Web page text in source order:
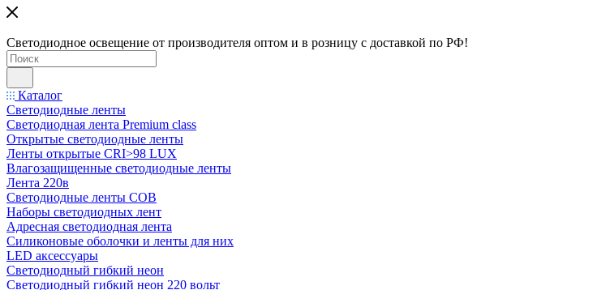
Светодиодное освещение от производителя оптом и в розницу с доставкой по РФ!
Каталог
Светодиодные ленты
Светодиодная лента Premium class
Открытые светодиодные ленты
Ленты открытые CRI>98 LUX
Влагозащищенные светодиодные ленты
Лента 220в
Светодиодные ленты COB
Наборы светодиодных лент
Адресная светодиодная лента
Силиконовые оболочки и ленты для них
LED аксессуары
Светодиодный гибкий неон
Светодиодный гибкий неон 220 вольт